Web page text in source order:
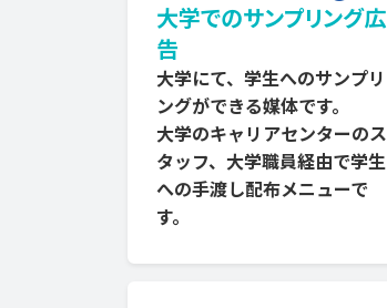
大学でのサンプリング広
告
大学にて、学生へのサンプリ
ングができる媒体です。
大学のキャリアセンターのス
タッフ、大学職員経由で学生
への手渡し配布メニューで
す。